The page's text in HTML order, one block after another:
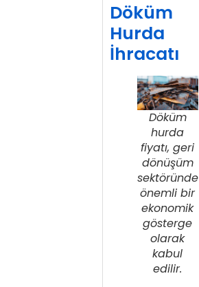
Döküm
Hurda
İhracatı
Döküm
hurda
fiyatı, geri
dönüşüm
sektöründe
önemli bir
ekonomik
gösterge
olarak
kabul
edilir.